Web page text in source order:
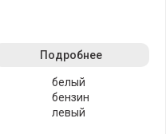
белый
бензин
левый
Подробнее